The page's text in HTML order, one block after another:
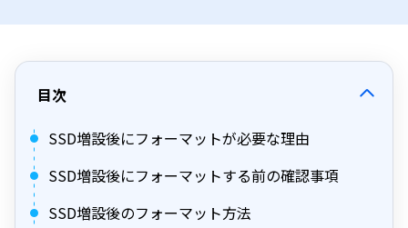
目次
SSD増設後にフォーマットが必要な理由
SSD増設後にフォーマットする前の確認事項
SSD増設後のフォーマット方法